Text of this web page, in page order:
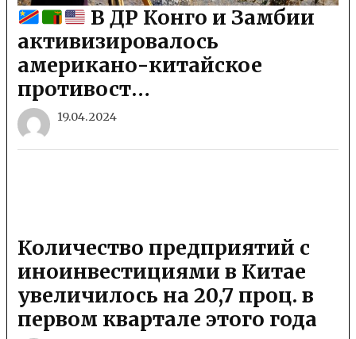
В ДР Конго и Замбии
активизировалось
американо-китайское
противост…
19.04.2024
Количество предприятий с
иноинвестициями в Китае
увеличилось на 20,7 проц. в
первом квартале этого года